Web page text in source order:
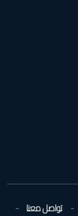
تواصل معنا